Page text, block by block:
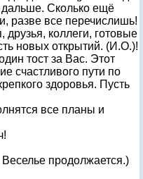
дальше. Сколько ещё
разве все перечислишь!
друзья, коллеги, готовые
новых открытий. (И.О.)!
тост за Вас. Этот
счастливого пути по
здоровья. Пусть
все планы и
продолжается.)